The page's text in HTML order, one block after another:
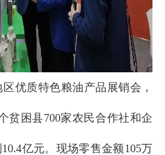
质特色粮油产品展销会，
贫困县700家农民合作社和企
亿元。现场零售金额105万